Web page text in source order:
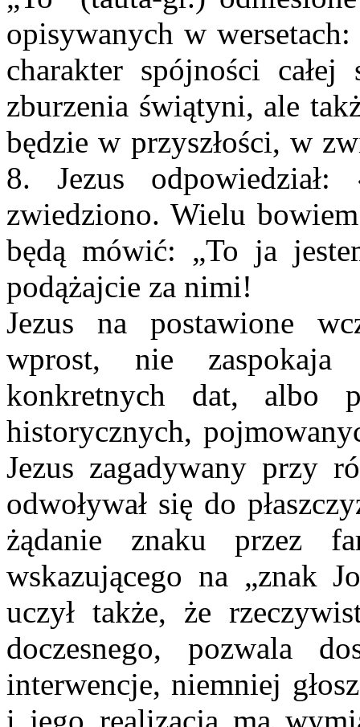
opisywanych w
charakter spójności
zburzenia świątyni, ale
będzie w przyszłości, w
8. Jezus
zwiedziono. Wielu
będą mówić: „To ja
podążajcie za nimi!
Jezus na postawione
wprost, nie
konkretnych dat, albo
historycznych,
Jezus zagadywany przy
odwoływał się do
żądanie znaku przez
wskazującego na „znak
uczył także, że
doczesnego, pozwala
interwencje, niemniej